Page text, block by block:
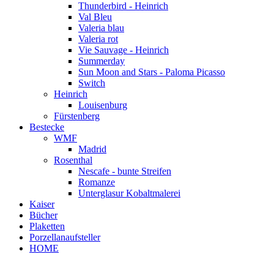
Thunderbird - Heinrich
Val Bleu
Valeria blau
Valeria rot
Vie Sauvage - Heinrich
Summerday
Sun Moon and Stars - Paloma Picasso
Switch
Heinrich
Louisenburg
Fürstenberg
Bestecke
WMF
Madrid
Rosenthal
Nescafe - bunte Streifen
Romanze
Unterglasur Kobaltmalerei
Kaiser
Bücher
Plaketten
Porzellanaufsteller
HOME